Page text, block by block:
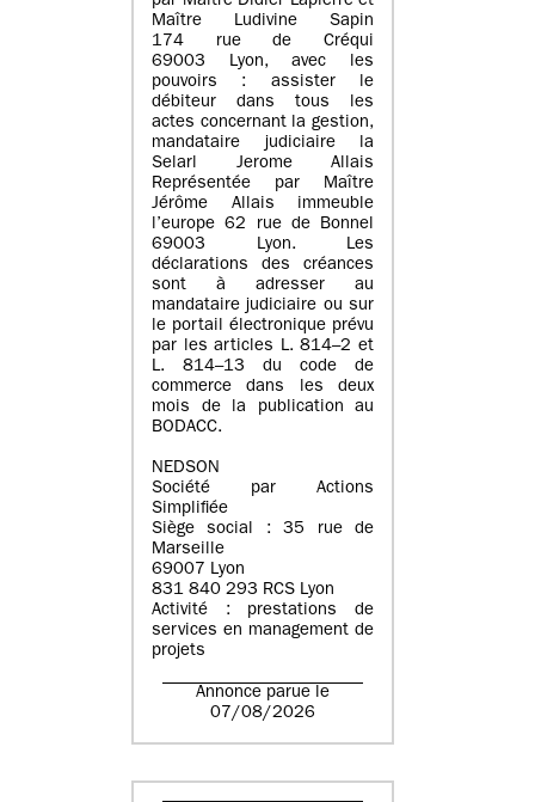
Maître Ludivine Sapin
174 rue de Créqui
69003 Lyon, avec les
pouvoirs : assister le
débiteur dans tous les
actes concernant la gestion,
mandataire judiciaire la
Selarl Jerome Allais
Représentée par Maître
Jérôme Allais immeuble
l’europe 62 rue de Bonnel
69003 Lyon. Les
déclarations des créances
sont à adresser au
mandataire judiciaire ou sur
le portail électronique prévu
par les articles L. 814–2 et
L. 814–13 du code de
commerce dans les deux
mois de la publication au
BODACC.
NEDSON
Société par Actions
Simplifiée
Siège social : 35 rue de
Marseille
69007 Lyon
831 840 293 RCS Lyon
Activité : prestations de
services en management de
projets
Annonce parue le
07/08/2026